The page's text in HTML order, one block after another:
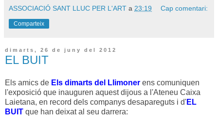
ASSOCIACIÓ SANT LLUC PER L'ART a 23:19 Cap comentari:
Comparteix
dimarts, 26 de juny del 2012
EL BUIT
Els amics de Els dimarts del Llimoner ens comuniquen
l'exposició que inauguren aquest dijous a l'Ateneu Caixa
Laietana, en record dels companys desapareguts i d'EL
BUIT que han deixat al seu darrera: